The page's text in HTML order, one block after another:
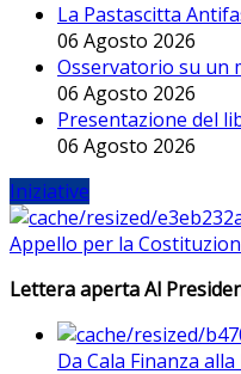
La Pastascitta
06 Agosto 2026
Osservatorio su un
06 Agosto 2026
Presentazione del
06 Agosto 2026
Iniziative
Appello per la
Lettera aperta Al
Da Cala Finanza